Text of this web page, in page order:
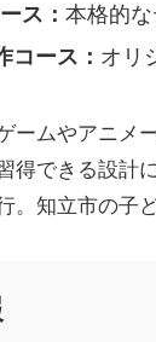
ス： 本格的な
コース： オリ
ームやアニメ
得できる設計
。知立市の子